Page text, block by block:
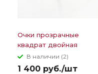
Очки прозрачные
квадрат двойная
металл перекладина
В наличии (2)
1 400 руб./шт